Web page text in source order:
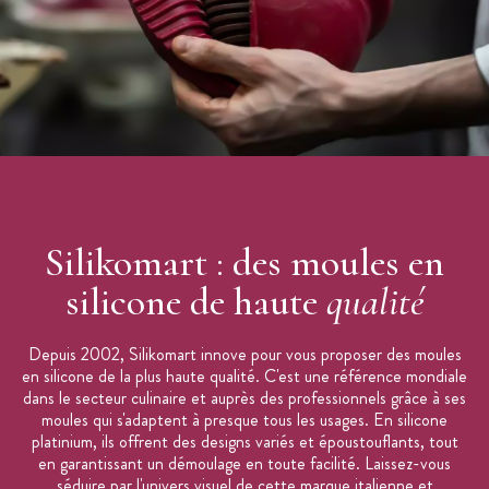
Marque :Silikomart
Silikomart : des moules en
silicone de hautequalité
Depuis 2002, Silikomart innove pour vous proposer des moules
en silicone de la plus haute qualité. C'est une référence mondiale
dans le secteur culinaire et auprès des professionnels grâce à ses
moules qui s'adaptent à presque tous les usages. En silicone
platinium, ils offrent des designs variés et époustouflants, tout
en garantissant un démoulage en toute facilité. Laissez-vous